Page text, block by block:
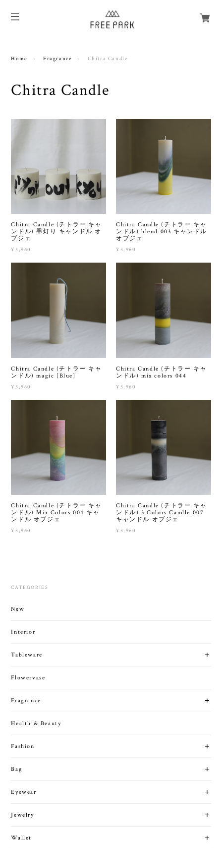
Home Fragrance Chitra Candle
Chitra Candle
Chitra Candle (チトラー キャ
ンドル) 墨灯り キャンドル オ
ブジェ
¥3,960
Chitra Candle (チトラー キャ
ンドル) blend 003 キャンドル
オブジェ
¥3,960
Chitra Candle (チトラー キャ
ンドル) magic [Blue]
¥3,960
Chitra Candle (チトラー キャ
ンドル) mix colors 044
¥3,960
Chitra Candle (チトラー キャ
ンドル) Mix Colors 004 キャ
ンドル オブジェ
¥3,960
Chitra Candle (チトラー キャ
ンドル) 3 Colors Candle 007
キャンドル オブジェ
¥3,960
CATEGORIES
New
Interior
Tableware
Flowervase
Fragrance
Health & Beauty
Fashion
Bag
Eyewear
Jewelry
Wallet